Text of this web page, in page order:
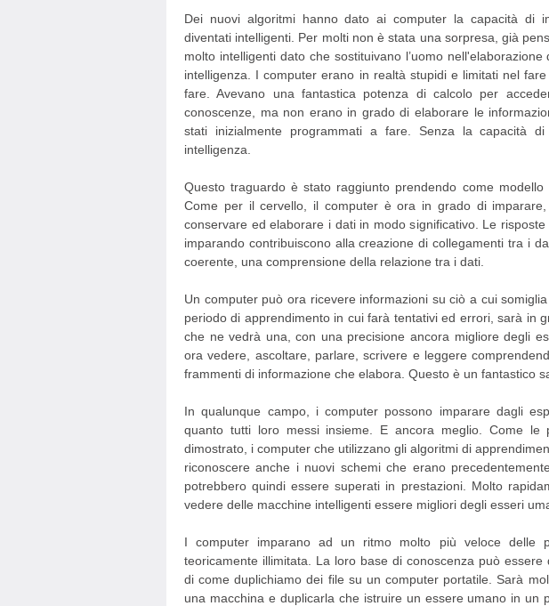
Dei nuovi algoritmi hanno dato ai computer la capacità di
diventati intelligenti. Per molti non è stata una sorpresa, già
molto intelligenti dato che sostituivano l’uomo
intelligenza. I computer erano in realtà stupidi e limitati nel
fare. Avevano una fantastica potenza di calcolo per
conoscenze, ma non erano in grado di elaborare le
stati inizialmente programmati a fare. Senza la capacità
intelligenza.
Questo traguardo è stato raggiunto prendendo come modello
Come per il cervello, il computer è ora in grado di
conservare ed elaborare i dati in modo significativo. Le
imparando contribuiscono alla creazione di collegamenti tra i
coerente, una comprensione della relazione tra i dati.
Un computer può ora ricevere informazioni su ciò a cui
periodo di apprendimento in cui farà tentativi ed errori, sarà in
che ne vedrà una, con una precisione ancora migliore degli
ora vedere, ascoltare, parlare, scrivere e leggere
frammenti di informazione che elabora. Questo è un fantastico
In qualunque campo, i computer possono imparare dagli
quanto tutti loro messi insieme. E ancora meglio. Come le
dimostrato, i computer che utilizzano gli algoritmi di
riconoscere anche i nuovi schemi che erano
potrebbero quindi essere superati in prestazioni. Molto
vedere delle macchine intelligenti essere migliori degli esseri
I computer imparano ad un ritmo molto più veloce delle
teoricamente illimitata. La loro base di conoscenza può essere
di come duplichiamo dei file su un computer portatile. Sarà
una macchina e duplicarla che istruire un essere umano in un